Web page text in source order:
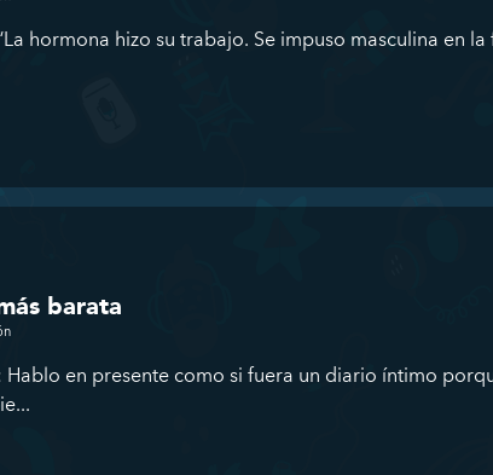
hormona hizo su trabajo. Se impuso masculina en
barata
Hablo en presente como si fuera un diario íntimo